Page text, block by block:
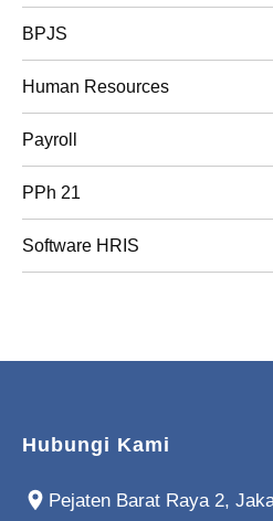
BPJS
Human Resources
Payroll
PPh 21
Software HRIS
Hubungi Kami
Pejaten Barat Raya 2,